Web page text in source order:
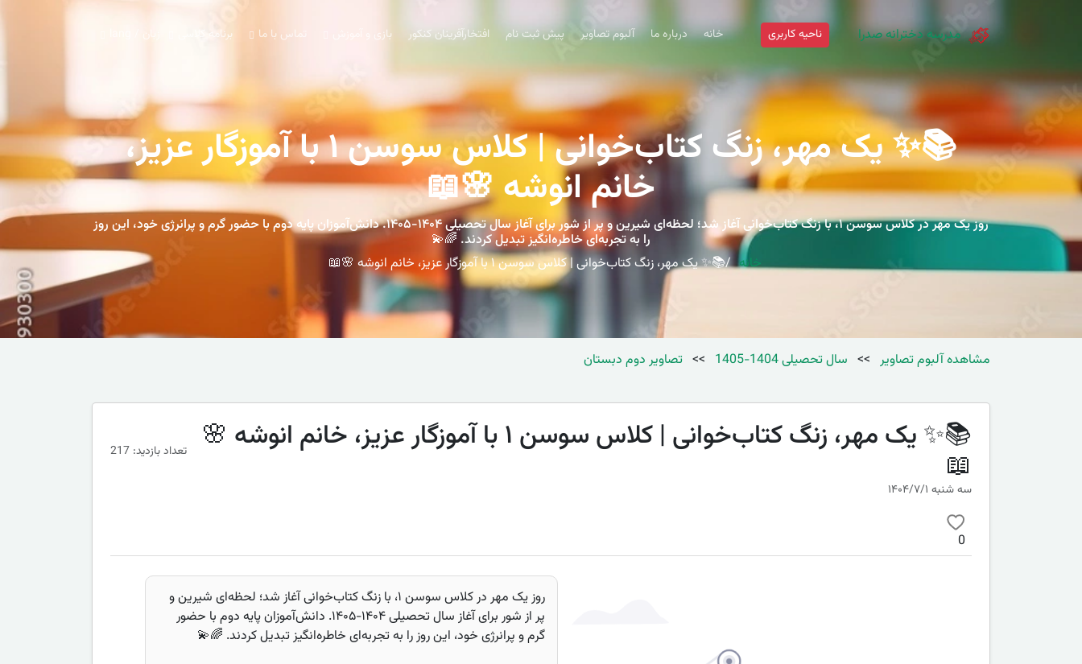
مدرسه دخترانه صدرا ناحیه کاربری خانه درباره ما آلبوم تصاویر پیش ثبت نام افتخارآفرینان کنکور بازی و آموزش تماس با ما برنامه کلاسی زبان / lang
📚✨ یک مهر، زنگ کتاب‌خوانی | کلاس سوسن ۱ با آموزگار عزیز،
خانم انوشه 🌸📖
روز یک مهر در کلاس سوسن ۱، با زنگ کتاب‌خوانی آغاز شد؛ لحظه‌ای شیرین و پر از شور برای آغاز سال تحصیلی ۱۴۰۴-۱۴۰۵. دانش‌آموزان پایه دوم با حضور گرم و پرانرژی خود، این روز
را به تجربه‌ای خاطره‌انگیز تبدیل کردند. 🌈💫
خانه
📚✨ یک مهر، زنگ کتاب‌خوانی | کلاس سوسن ۱ با آموزگار عزیز، خانم انوشه 🌸📖
مشاهده آلبوم تصاویر >> سال تحصیلی 1404-1405 >> تصاویر دوم دبستان
📚✨ یک مهر، زنگ کتاب‌خوانی | کلاس سوسن ۱ با آموزگار عزیز، خانم انوشه 🌸
📖 تعداد بازدید: 217
سه شنبه ۱۴۰۴/۷/۱
0
روز یک مهر در کلاس سوسن ۱، با زنگ کتاب‌خوانی آغاز شد؛ لحظه‌ای شیرین و
پر از شور برای آغاز سال تحصیلی ۱۴۰۴-۱۴۰۵. دانش‌آموزان پایه دوم با حضور
گرم و پرانرژی خود، این روز را به تجربه‌ای خاطره‌انگیز تبدیل کردند. 🌈💫